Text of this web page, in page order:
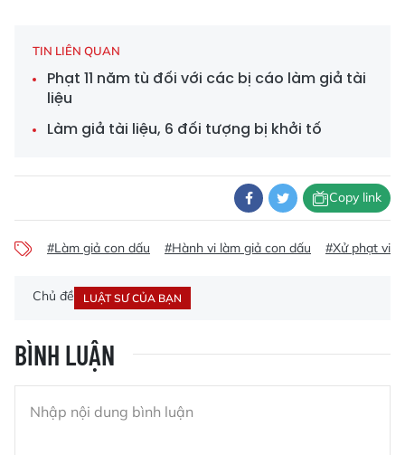
TIN LIÊN QUAN
Phạt 11 năm tù đối với các bị cáo làm giả tài
liệu
Làm giả tài liệu, 6 đối tượng bị khởi tố
Copy link
#Làm giả con dấu #Hành vi làm giả con dấu #Xử phạt vi
Chủ đề LUẬT SƯ CỦA BẠN
BÌNH LUẬN